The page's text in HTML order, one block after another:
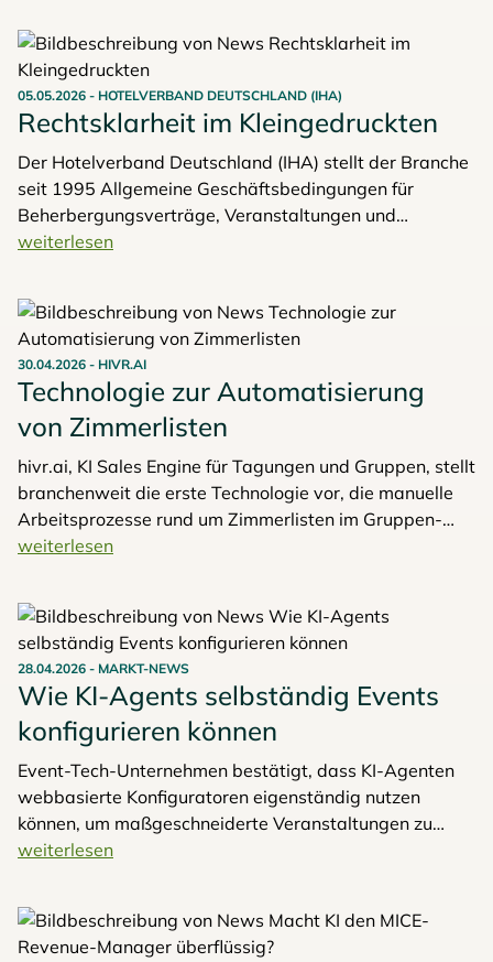
eine hohe internationale Teilnehmerschaft verzeichnen
konnten. Dies geht aus den aktuellen Ergebnissen des
Meeting- & EventBarometers 2025/26 sowie aus Daten
des IPK World Travel Monitor zu internationalen
Geschäftsreisen hervor, die die Deutsche Zentrale für
Tourismus e.V. (DZT), das GCB German Convention
Bureau e.V. und der EVVC Europäischer Verband der
Veranstaltungs-Centren e.V. im Rahmen einer Online-
Präsentation vorgestellt haben.
05.05.2026 - HOTELVERBAND DEUTSCHLAND (IHA)
Rechtsklarheit im Kleingedruckten
Der Hotelverband Deutschland (IHA) stellt der Branche
seit 1995 Allgemeine Geschäftsbedingungen für
Beherbergungsverträge, Veranstaltungen und
Reiseveranstalter zur Verfügung. Erarbeitet werden
Rechtsausschuss, einem Expertengremium aus
erfahrenen Fachjuristen.
weiterlesen
30.04.2026 - HIVR.AI
Technologie zur Automatisierung
von Zimmerlisten
hivr.ai, KI Sales Engine für Tagungen und Gruppen, stellt
branchenweit die erste Technologie vor, die manuelle
Arbeitsprozesse rund um Zimmerlisten im Gruppen-
und Tagungsgeschäft automatisiert oder vollständig
Hotel Group entwickelt und wird derzeit im
europäischen Portfolio der Hotelgruppe ausgerollt.
weiterlesen
28.04.2026 - MARKT-NEWS
Wie KI-Agents selbständig Events
konfigurieren können
Event-Tech-Unternehmen bestätigt, dass KI-Agenten
webbasierte Konfiguratoren eigenständig nutzen
können, um maßgeschneiderte Veranstaltungen zu
erstellen und detaillierte Angebote zu generieren – und
meisten menschlichen Nutzer übertrifft.
weiterlesen